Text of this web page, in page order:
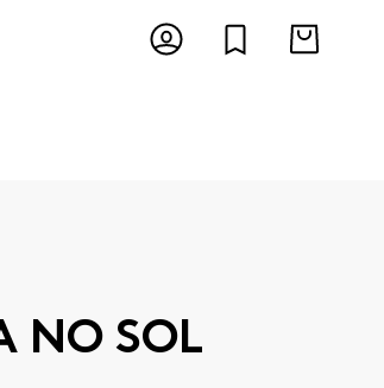
ESPECTÁCULOS ANTOLOGIAS
NO SOL